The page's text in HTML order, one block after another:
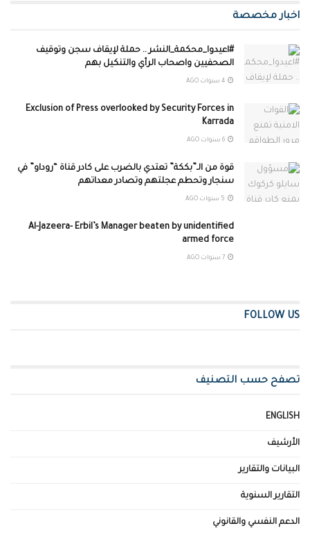
اخبار مخصصة
#اعيدوا_محكمة_النشر .. حملة لإيقاف سجن وتوقيف
الصحفيين واصحاب الرأي والتنكيل بهم
Exclusion of Press overlooked by Security Forces in
Karrada
قوة من الـ”بككة” تعتدي بالضرب على كادر قناة “روداو” في
سنجار وتحطم عجلتهم وتصادر معداتهم
Al-Jazeera- Erbil’s Manager beaten by unidentified
armed force
FOLLOW US
تصفح حسب التصنيف
ENGLISH
الأرشيف
البيانات والتقارير
التقارير السنوية
الدعم النفسي والقانوني